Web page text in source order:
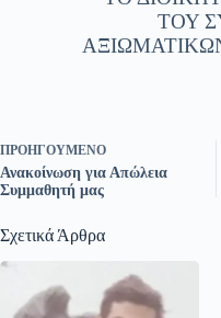
ΤΟΥ
ΠΡΟΗΓΟΎΜΕΝΟ
Ανακοίνωση για Απώλεια
Συμμαθητή μας
Σχετικά Άρθρα